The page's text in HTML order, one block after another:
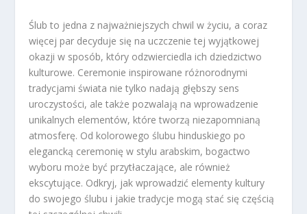
Ślub to jedna z najważniejszych chwil w życiu, a coraz
więcej par decyduje się na uczczenie tej wyjątkowej
okazji w sposób, który odzwierciedla ich dziedzictwo
kulturowe. Ceremonie inspirowane różnorodnymi
tradycjami świata nie tylko nadają głębszy sens
uroczystości, ale także pozwalają na wprowadzenie
unikalnych elementów, które tworzą niezapomnianą
atmosferę. Od kolorowego ślubu hinduskiego po
elegancką ceremonię w stylu arabskim, bogactwo
wyboru może być przytłaczające, ale również
ekscytujące. Odkryj, jak wprowadzić elementy kultury
do swojego ślubu i jakie tradycje mogą stać się częścią